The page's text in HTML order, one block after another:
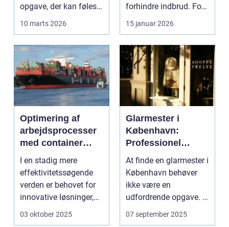
opgave, der kan føles
helt uoverskuelig...
10 marts 2026
forhindre indbrud. For
mange familier og
virksomheder ...
15 januar 2026
Optimering af
arbejdsprocesser
med container
tilter
I en stadig mere
effektivitetssøgende
verden er behovet for
innovative løsninger,
der ...
03 oktober 2025
Glarmester i
København:
Professionel
løsning til alle
behov
At finde en glarmester i
København behøver
ikke være en
udfordrende opgave. I
en...
07 september 2025